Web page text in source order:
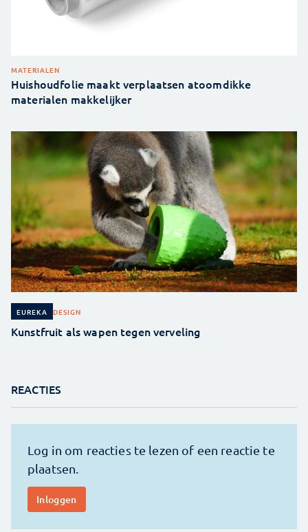
MATERIALEN
Huishoudfolie maakt verplaatsen atoomdikke
materialen makkelijker
EUREKA DESIGN
Kunstfruit als wapen tegen verveling
REACTIES